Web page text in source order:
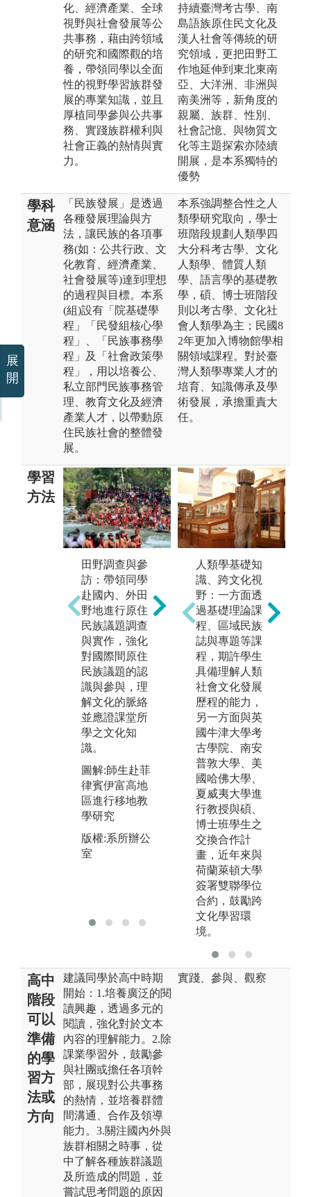
化、經濟產業、全球
視野與社會發展等公
共事務，藉由跨領域
的研究和國際觀的培
養，帶領同學以全面
性的視野學習族群發
展的專業知識，並且
厚植同學參與公共事
務、實踐族群權利與
社會正義的熱情與實
力。
持續臺灣考古學、南
島語族原住民文化及
漢人社會等傳統的研
究領域，更把田野工
作地延伸到東北東南
亞、大洋洲、非洲與
南美洲等，新角度的
親屬、族群、性別、
社會記憶、與物質文
化等主題探索亦陸續
開展，是本系獨特的
優勢
學科
意涵
「民族發展」是透過
各種發展理論與方
法，讓民族的各項事
務(如：公共行政、文
化教育、經濟產業、
社會發展等)達到理想
的過程與目標。本系
(組)設有「院基礎學
程」「民發組核心學
程」、「民族事務學
程」及「社會政策學
程」，用以培養公、
私立部門民族事務管
理、教育文化及經濟
產業人才，以帶動原
住民族社會的整體發
展。
本系強調整合性之人
類學研究取向，學士
班階段規劃人類學四
大分科考古學、文化
人類學、體質人類
學、語言學的基礎教
學，碩、博士班階段
則以考古學、文化社
會人類學為主；民國8
2年更加入博物館學相
關領域課程。對於臺
灣人類學專業人才的
培育、知識傳承及學
術發展，承擔重責大
任。
學習
方法
田野調查與參
訪：帶領同學
赴國內、外田
野地進行原住
民族議題調查
與實作，強化
對國際間原住
民族議題的認
識與參與，理
解文化的脈絡
並應證課堂所
學之文化知
識。
圖解:師生赴菲
律賓伊富高地
區進行移地教
學研究
版權:系所辦公
室
口頭與書面報
告：經由課堂
分組進行課程
主題報告，訓
練問題解決、
團隊合作、口
語溝通表達等
能力。於期中
或期末測驗採
專題報告撰寫
方式，強調對
於知識的理解
程度與個人觀
點的表達能
力。
圖解:課堂模擬
研討會海報發
表情境進行專
題發表
版權:系辦辦公
室
人類學基礎知
識、跨文化視
野：一方面透
過基礎理論課
程、區域民族
誌與專題等課
程，期許學生
具備理解人類
社會文化發展
歷程的能力，
另一方面與英
國牛津大學考
古學院、南安
普敦大學、美
國哈佛大學、
夏威夷大學進
行教授與碩、
博士班學生之
交換合作計
畫，近年來與
荷蘭萊頓大學
簽署雙聯學位
合約，鼓勵跨
文化學習環
境。
高中
階段
可以
準備
的學
習方
法或
方向
建議同學於高中時期
開始：1.培養廣泛的閱
讀興趣，透過多元的
閱讀，強化對於文本
內容的理解能力。2.除
課業學習外，鼓勵參
與社團或擔任各項幹
部，展現對公共事務
的熱情，並培養群體
間溝通、合作及領導
能力。3.關注國內外與
族群相關之時事，從
中了解各種族群議題
及所造成的問題，並
嘗試思考問題的原因
實踐、參與、觀察
展
開